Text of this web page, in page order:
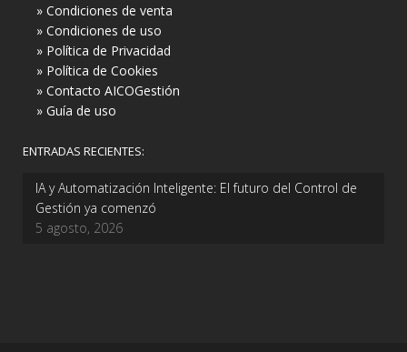
» Condiciones de venta
» Condiciones de uso
» Política de Privacidad
» Política de Cookies
» Contacto AICOGestión
» Guía de uso
ENTRADAS RECIENTES:
IA y Automatización Inteligente: El futuro del Control de
Gestión ya comenzó
5 agosto, 2026